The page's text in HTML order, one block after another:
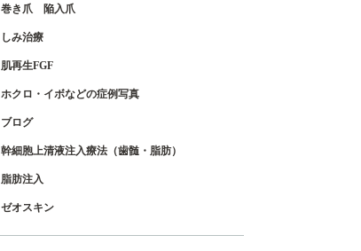
巻き爪 陥入爪
しみ治療
肌再生FGF
ホクロ・イボなどの症例写真
ブログ
幹細胞上清液注入療法（歯髄・脂肪）
脂肪注入
ゼオスキン